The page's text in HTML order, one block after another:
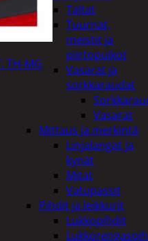
Taltat
Tuurnat,
meistit ja
piirtopuikot
Vasarat ja
sorkkaraudat
Vasarat
Mittaus ja merkintä
Linjalangat ja
kynät
Mitat
Vatupassit
Pihdit ja leikkurit
Lukkopihdit
TH-MG